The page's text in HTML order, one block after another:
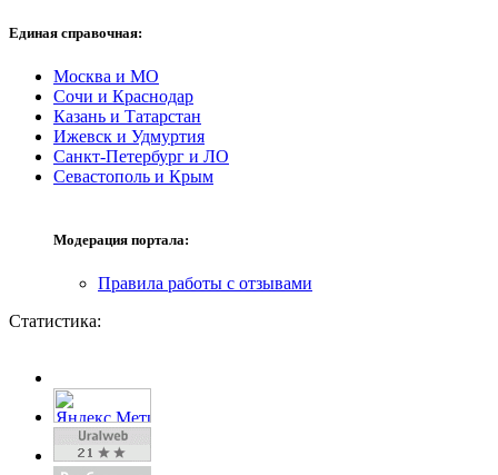
Единая справочная:
Москва и МО
Сочи и Краснодар
Казань и Татарстан
Ижевск и Удмуртия
Санкт-Петербург и ЛО
Севастополь и Крым
Модерация портала:
Правила работы с отзывами
Статистика: